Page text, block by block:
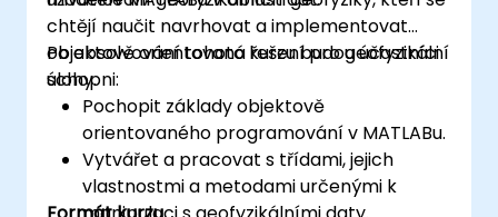
chtějí naučit navrhovat a implementovat
objektově orientovaná řešení pro geofyzikální
úlohy.
Po absolvování tohoto kurzu budou účastníci
schopni:
Pochopit základy objektově
orientovaného programování v MATLABu.
Vytvářet a pracovat s třídami, jejich
vlastnostmi a metodami určenými k